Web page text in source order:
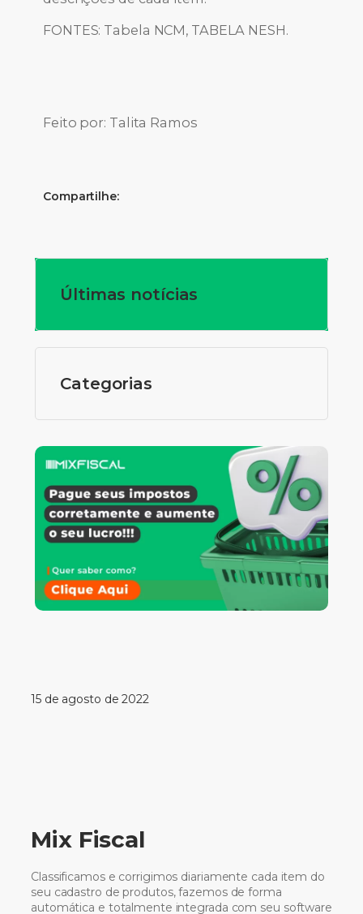
FONTES: Tabela NCM, TABELA NESH.
Feito por: Talita Ramos
Compartilhe:
Últimas notícias
Categorias
15 de agosto de 2022
Mix Fiscal
Classificamos e corrigimos diariamente cada item do
seu cadastro de produtos, fazemos de forma
automática e totalmente integrada com seu software